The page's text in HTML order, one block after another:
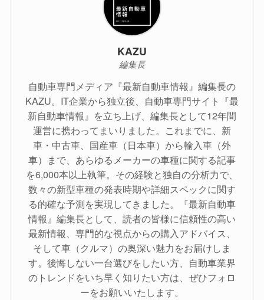
KAZU
編集長
自動車専門メディア『最新自動車情報』編集長の
KAZU。IT企業から独立後、自動車専門サイト『最
新自動車情報』を立ち上げ、編集長として12年間
運営に携わってまいりました。これまでに、新
車・中古車、国産車（日本車）から輸入車（外
車）まで、あらゆるメーカーの車種に関する記事
を6,000本以上執筆。その経験と独自の分析力で、
数々の新型車種の発表時期や詳細スペックに関す
る的確な予測を実現してきました。『最新自動車
情報』編集長として、読者の皆様に信頼性の高い
最新情報、専門的な視点からの購入アドバイス、
そして車（クルマ）の奥深い魅力をお届けしま
す。後悔しない一台選びをしたい方、自動車業界
のトレンドをいち早く知りたい方は、ぜひフォロ
ーをお願いいたします。